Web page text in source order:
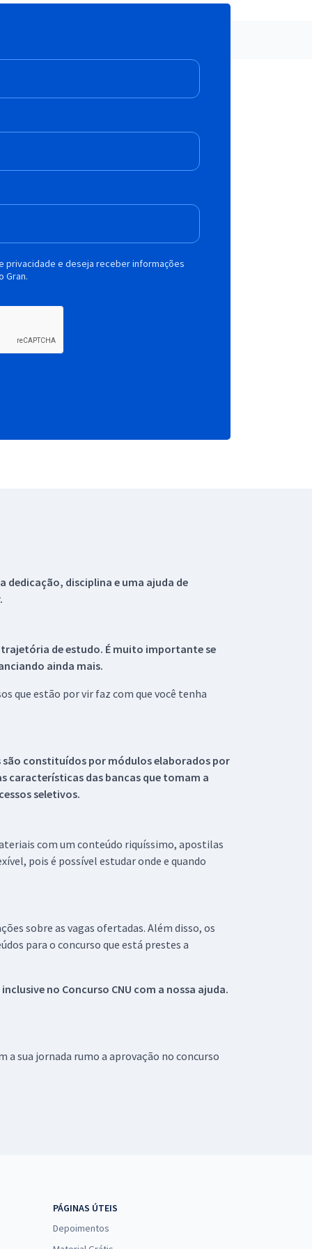
privacidade e deseja receber informações
Gran.
dedicação, disciplina e uma ajuda de
de estudo. É muito importante se
ainda mais.
que estão por vir faz com que você tenha
são constituídos por módulos elaborados por
características das bancas que tomam a
seletivos.
com um conteúdo riquíssimo, apostilas
pois é possível estudar onde e quando
sobre as vagas ofertadas. Além disso, os
para o concurso que está prestes a
no Concurso CNU com a nossa ajuda.
a sua jornada rumo a aprovação no concurso
PÁGINAS ÚTEIS
Depoimentos